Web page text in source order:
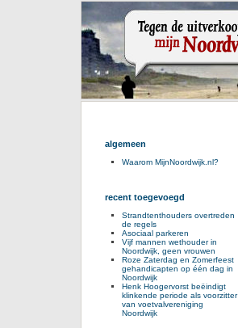
algemeen
Waarom MijnNoordwijk.nl?
recent toegevoegd
Strandtenthouders overtreden
de regels
Asociaal parkeren
Vijf mannen wethouder in
Noordwijk, geen vrouwen
Roze Zaterdag en Zomerfeest
gehandicapten op één dag in
Noordwijk
Henk Hoogervorst beëindigt
klinkende periode als voorzitter
van voetvalvereniging
Noordwijk